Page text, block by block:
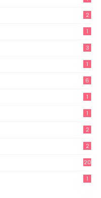
2
1
3
1
6
1
1
2
2
20
1